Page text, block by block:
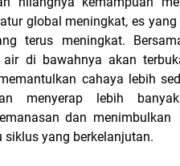
global meningkat, es
terus meningkat.
di bawahnya akan
cahaya lebih
menyerap lebih
dan
siklus yang berkelanjutan.